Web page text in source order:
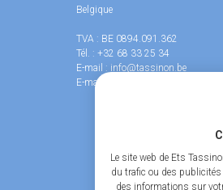
Belgique
TVA : BE 0894.091.362
Tél. : +32 68 33 25 34
E-mail : info@tassinon.be
E-mail :
Le site web de Ets
du trafic ou des
des informations sur